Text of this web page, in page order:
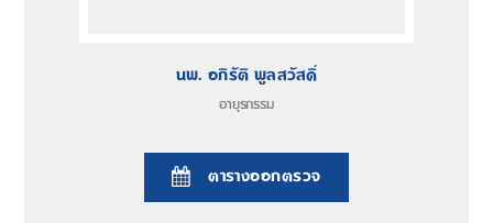
อายุรกรรม
นพ. อภิรัติ พูลสวัสดิ์
ตารางออกตรวจ